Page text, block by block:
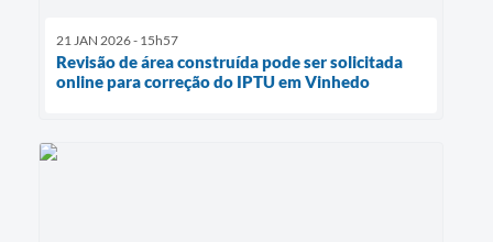
21 JAN 2026 - 15h57
Revisão de área construída pode ser solicitada
online para correção do IPTU em Vinhedo